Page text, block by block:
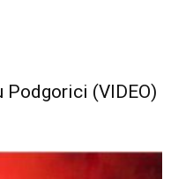
Podgorici (VIDEO)